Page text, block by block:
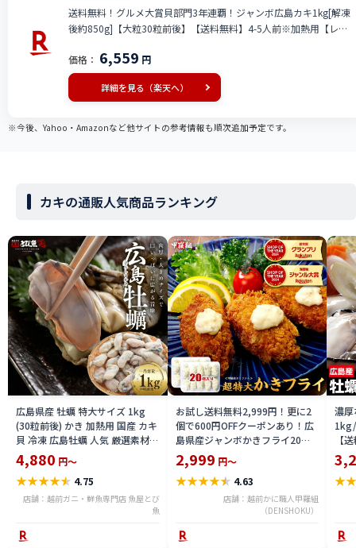
送料無料！グルメ大賞貝部門3年連覇！ジャンボ広島カキ1kg[解凍
後約850g]【大粒30粒前後】【送料無料】4-5人前※加熱用【レビ
鍋]
価格： 6,559 円
詳細を見る（楽天へ）
※今後、Yahoo・Amazonなど他サイトの参考情報も順次追加予定です。
カキの通販人気商品ランキング
広島県産 牡蠣 特大サイズ 1kg
(30粒前後) かき 加熱用 国産 カキ
貝 冷凍 広島牡蠣 人気 厳選素材
送料無料 kak2310-1kg
4,880 円～
★★★★★ 4.75
店舗：越前ガニ・鮮魚専門店 魚屋とび
魚
お試し送料無料2,999円！更に2
個で600円OFFクーポンあり！広
島県産ジャンボかきフライ20
個/900g（45g×10個入り×2パ
ック） カキフライ 牡蠣フライ
2,999 円～
★★★★★ 4.63
店舗：越前かに職人甲羅組
（DENSHOKU）
濃
【
★